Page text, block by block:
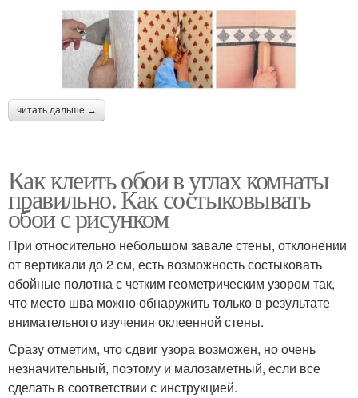
читать дальше →
Как клеить обои в углах комнаты
правильно. Как состыковывать
обои с рисунком
При относительно небольшом завале стены, отклонении
от вертикали до 2 см, есть возможность состыковать
обойные полотна с четким геометрическим узором так,
что место шва можно обнаружить только в результате
внимательного изучения оклеенной стены.
Сразу отметим, что сдвиг узора возможен, но очень
незначительный, поэтому и малозаметный, если все
сделать в соответствии с инструкцией.